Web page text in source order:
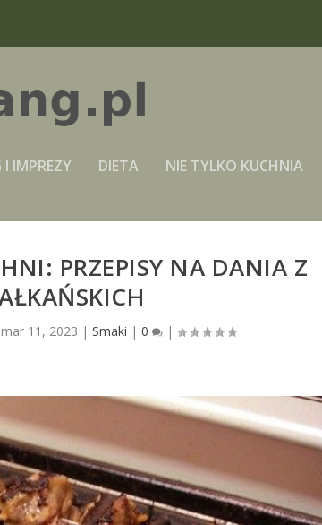
I IMPREZY DIETA NIE TYLKO KUCHNIA
PRZEPISY NA DANIA Z
mar 11, 2023 | Smaki | 0 |